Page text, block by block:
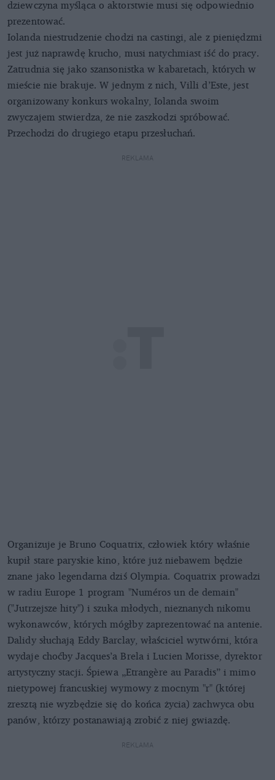
dziewczyna myśląca o aktorstwie musi się odpowiednio
prezentować.
Iolanda niestrudzenie chodzi na castingi, ale z pieniędzmi
jest już naprawdę krucho, musi natychmiast iść do pracy.
Zatrudnia się jako szansonistka w kabaretach, których w
mieście nie brakuje. W jednym z nich, Villi d’Este, jest
organizowany konkurs wokalny, Iolanda swoim
zwyczajem stwierdza, że nie zaszkodzi spróbować.
Przechodzi do drugiego etapu przesłuchań.
REKLAMA
Organizuje je Bruno Coquatrix, człowiek który właśnie
kupił stare paryskie kino, które już niebawem będzie
znane jako legendarna dziś Olympia. Coquatrix prowadzi
w radiu Europe 1 program "Numéros un de demain"
("Jutrzejsze hity") i szuka młodych, nieznanych nikomu
wykonawców, których mógłby zaprezentować na antenie.
Dalidy słuchają Eddy Barclay, właściciel wytwórni, która
wydaje choćby Jacques’a Brela i Lucien Morisse, dyrektor
artystyczny stacji. Śpiewa „Etrangère au Paradis” i mimo
nietypowej francuskiej wymowy z mocnym "r" (której
zresztą nie wyzbędzie się do końca życia) zachwyca obu
panów, którzy postanawiają zrobić z niej gwiazdę.
REKLAMA